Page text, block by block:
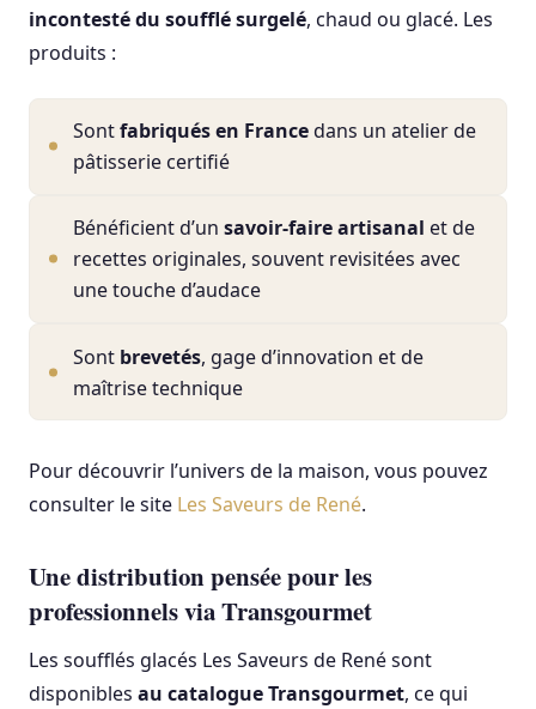
incontesté du soufflé surgelé, chaud ou glacé. Les
produits :
Sontfabriqués en Francedans un atelier de
pâtisserie certifié
Bénéficient d’un savoir-faire artisanal et de
recettes originales, souvent revisitées avec
une touche d’audace
Sont brevetés, gage d’innovation et de
maîtrise technique
Pour découvrir l’univers de la maison, vous pouvez
consulter le site Les Saveurs de René.
Une distribution pensée pour les
professionnels via Transgourmet
Les soufflés glacés Les Saveurs de René sont
disponibles au catalogue Transgourmet, ce qui